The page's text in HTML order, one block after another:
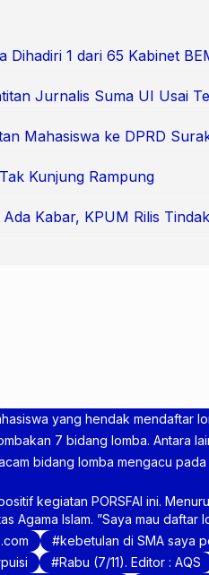
Dihadiri 1 dari 65 Kabinet
Jurnalis Suma UI Usai
Mahasiswa ke DPRD
Kunjung Rampung
Kabar, KPUM Rilis
yang hendak mendaftar
7 bidang lomba. Antara
bidang lomba mengacu
kegiatan PORSFAI ini.
Agama Islam. ”Saya mau daftar
kebetulan di SMA saya
puisi Rabu (7/11). Editor : AQS